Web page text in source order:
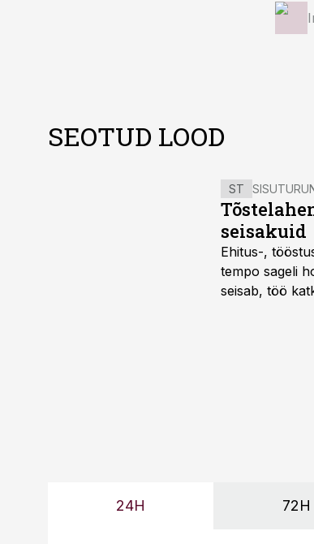
SEOTUD LOOD
ST
seisakuid
Ehitus-,
tempo sageli
seisab, töö
24H 72H